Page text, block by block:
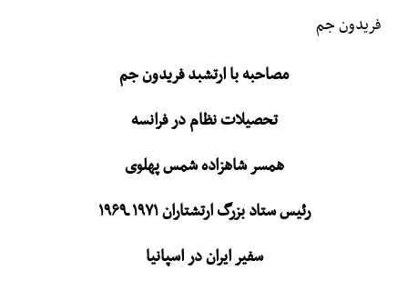
فریدون جم
مصاحبه با ارتشبد فریدون جم
تحصیلات نظام در فرانسه
همسر شاهزاده شمس پهلوی
رئیس ستاد بزرگ ارتشتاران ۱۹۷۱ ـ۱۹۶۹
سفیر ایران در اسپانیا